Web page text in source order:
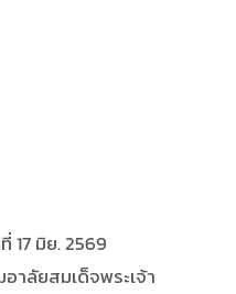
17 มิย. 2569
าลัยสมเด็จพระเจ้า